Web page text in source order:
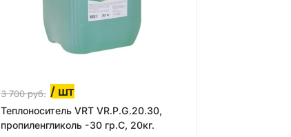
3 700руб. / шт
Теплоноситель VRT VR.P.G.20.30,
пропиленгликоль -30 гр.С, 20кг.